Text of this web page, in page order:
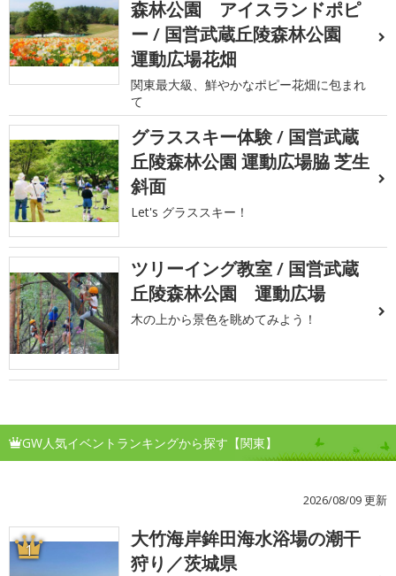
森林公園 アイスランドポピ
ー / 国営武蔵丘陵森林公園
運動広場花畑
関東最大級、鮮やかなポピー花畑に包まれ
て
グラススキー体験 / 国営武蔵
丘陵森林公園 運動広場脇 芝生
斜面
Let's グラススキー！
ツリーイング教室 / 国営武蔵
丘陵森林公園 運動広場
木の上から景色を眺めてみよう！
GW人気イベントランキングから探す【関東】
2026/08/09 更新
1
大竹海岸鉾田海水浴場の潮干
狩り／茨城県